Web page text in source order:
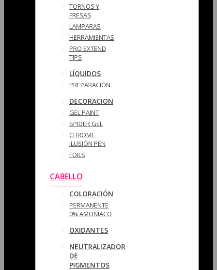
TORNOS Y
FRESAS
LAMPARAS
HERRAMIENTAS
PRO EXTEND
TIPS
LÍQUIDOS
PREPARACIÓN
DECORACION
GEL PAINT
SPIDER GEL
CHROME
ILUSIÓN PEN
FOILS
CABELLO
COLORACIÓN
PERMANENTE
0% AMONIACO
OXIDANTES
NEUTRALIZADOR
DE
PIGMENTOS